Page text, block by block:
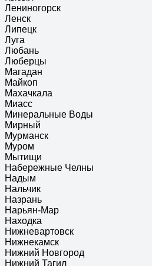
Лениногорск
Ленск
Липецк
Луга
Любань
Люберцы
Магадан
Майкоп
Махачкала
Миасс
Минеральные Воды
Мирный
Мурманск
Муром
Мытищи
Набережные Челны
Надым
Нальчик
Назрань
Нарьян-Мар
Находка
Нижневартовск
Нижнекамск
Нижний Новгород
Нижний Тагил